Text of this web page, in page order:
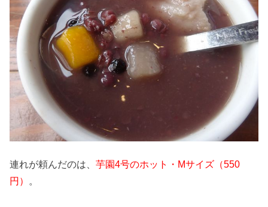
連れが頼んだのは、芋園4号のホット・Mサイズ（550
円） 。